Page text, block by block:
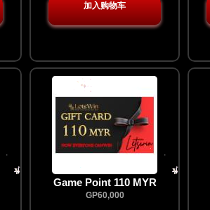
加入购物车
Game Point 110 MYR
GP60,000